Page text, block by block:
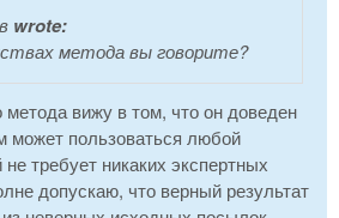
wrote:
метода вы говорите?
метода вижу в том, что он доведен
может пользоваться любой
требует никаких экспертных
допускаю, что верный результат